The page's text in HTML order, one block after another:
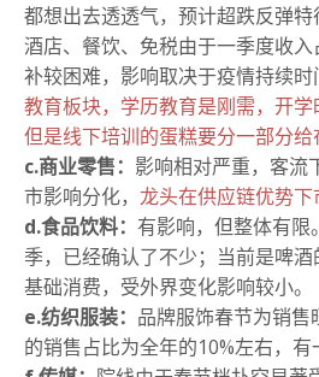
都想出去透透气，预计超跌反弹特
酒店、餐饮、免税由于一季度收
补较困难，影响取决于疫情持续时
教育板块，学历教育是刚需，开学
但是线下培训的蛋糕要分一部分给
c.商业零售： 影响相对严重，客流
市影响分化， 龙头在供应链优势下
d.食品饮料： 有影响，但整体有限。
季，已经确认了不少；当前是啤
基础消费，受外界变化影响较小。
e.纺织服装： 品牌服饰春节为销
的销售占比为全年的10%左右，有